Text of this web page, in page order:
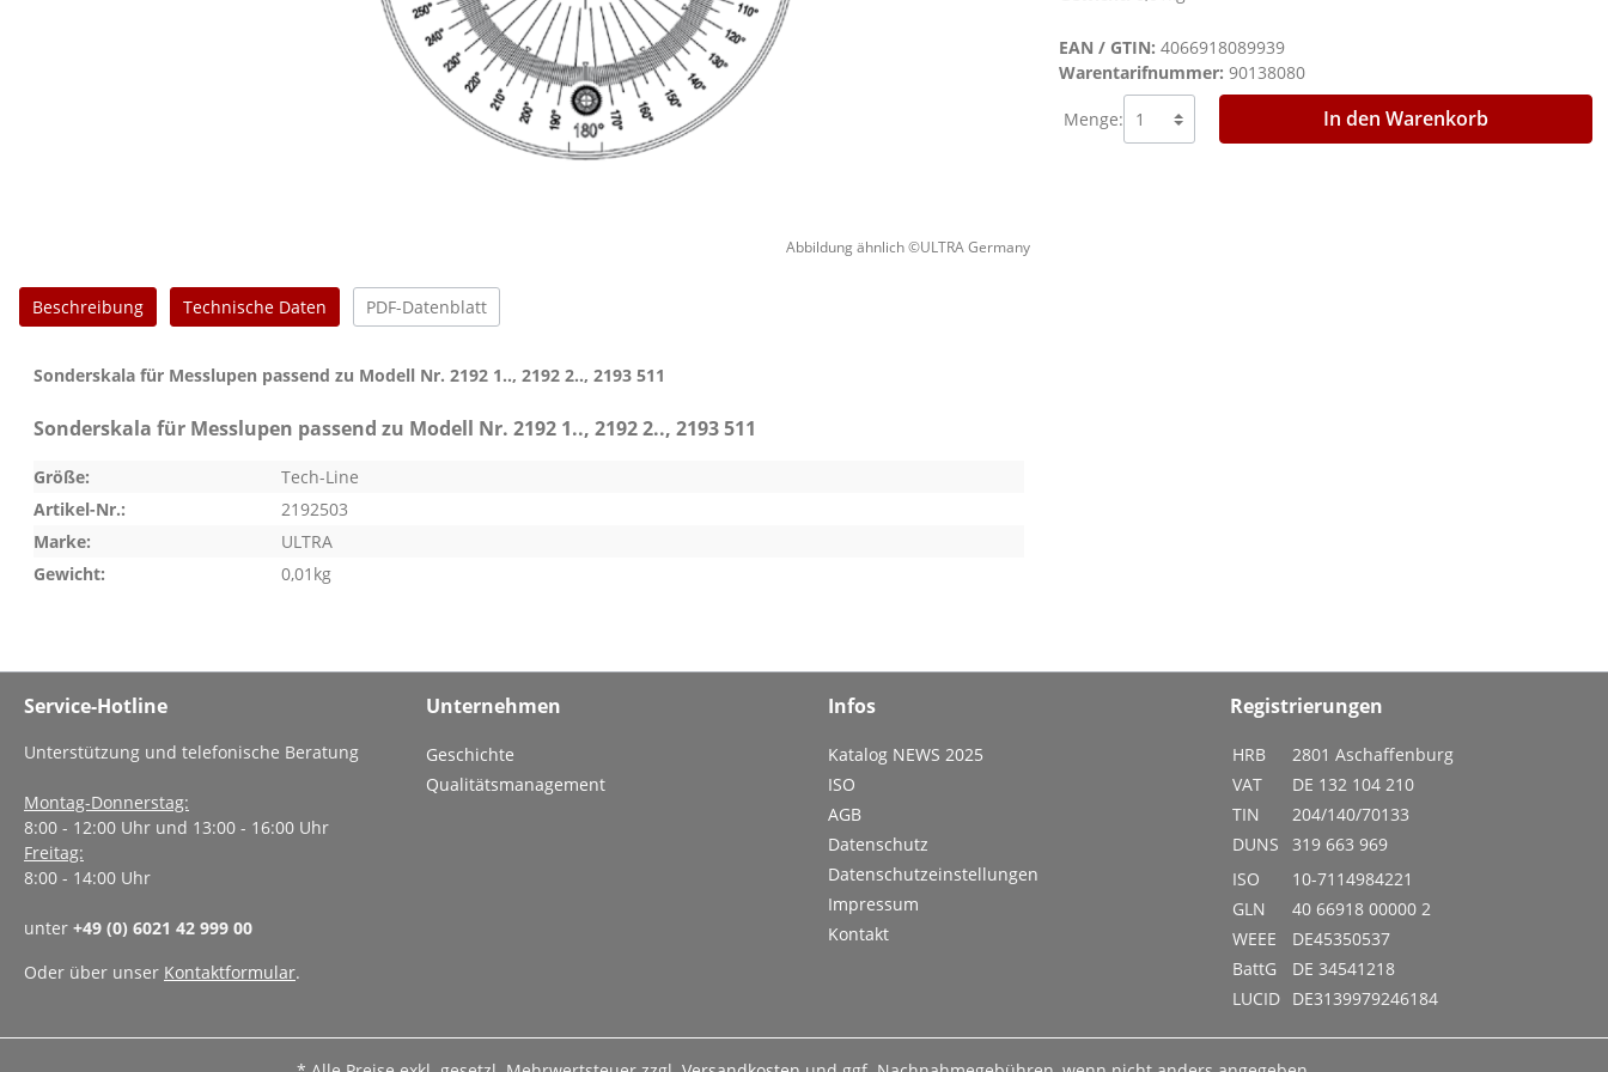
Abbildung ähnlich ©ULTRA Germany
Beschreibung Technische Daten PDF-Datenblatt
Sonderskala für Messlupen passend zu Modell Nr. 2192 1.., 2192 2.., 2193 511
Sonderskala für Messlupen passend zu Modell Nr. 2192 1.., 2192 2.., 2193 511
Größe:
Tech-Line
Artikel-Nr.:
2192503
Marke:
ULTRA
Gewicht:
0,01kg
EAN / GTIN: 4066918089939
Warentarifnummer: 90138080
Menge: In den Warenkorb
Service-Hotline
Unterstützung und telefonische Beratung
Montag-Donnerstag:
8:00 - 12:00 Uhr und 13:00 - 16:00 Uhr
Freitag:
8:00 - 14:00 Uhr
unter +49 (0) 6021 42 999 00
Oder über unser Kontaktformular.
Unternehmen
Geschichte
Qualitätsmanagement
Infos
Katalog NEWS 2025
ISO
AGB
Datenschutz
Datenschutzeinstellungen
Impressum
Kontakt
Registrierungen
HRB
2801 Aschaffenburg
VAT
DE 132 104 210
TIN
204/140/70133
DUNS
319 663 969
ISO
10-7114984221
GLN
40 66918 00000 2
WEEE
DE45350537
BattG
DE 34541218
LUCID DE3139979246184